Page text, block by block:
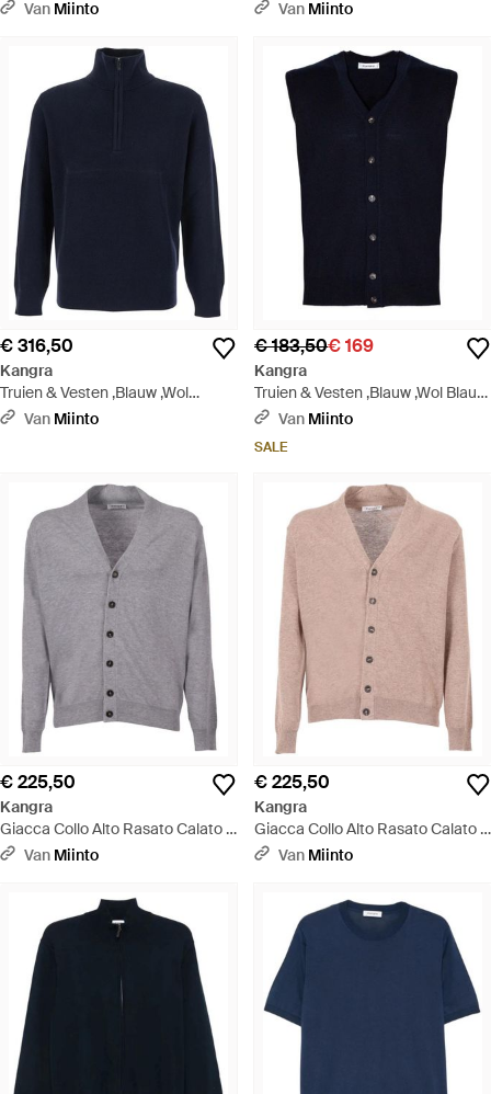
Zwart
Van Miinto Rasato Calato - Wit
Van Miinto
€ 316,50
Kangra
Truien & Vesten ,Blauw ,Wol
Blauwe Hoge Hals Wollen Trui -
Van Miinto
€ 183,50€ 169
Kangra
Truien & Vesten ,Blauw ,Wol Blauw
Wol V-Hals Mouwloos Vest -
Van Miinto
SALE
€ 225,50
Kangra
Giacca Collo Alto Rasato Calato -
GrijsVan Miinto
€ 225,50
Kangra
Giacca Collo Alto Rasato Calato -
RozeVan Miinto